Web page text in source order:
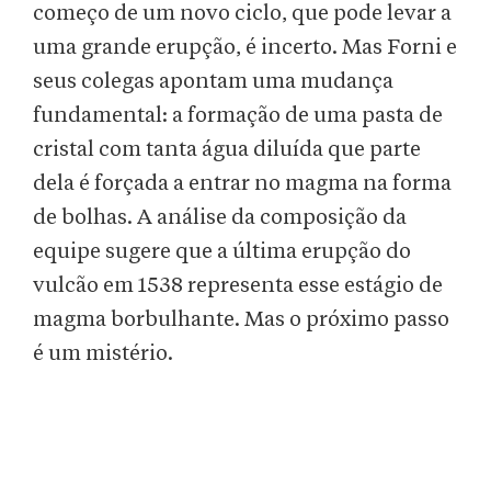
começo de um novo ciclo, que pode levar a
uma grande erupção, é incerto. Mas Forni e
seus colegas apontam uma mudança
fundamental: a formação de uma pasta de
cristal com tanta água diluída que parte
dela é forçada a entrar no magma na forma
de bolhas. A análise da composição da
equipe sugere que a última erupção do
vulcão em 1538 representa esse estágio de
magma borbulhante. Mas o próximo passo
é um mistério.